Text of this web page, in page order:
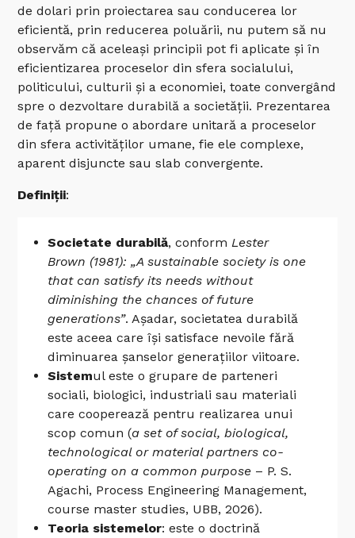
de dolari prin proiectarea sau conducerea lor
eficientă, prin reducerea poluării, nu putem să nu
observăm că aceleași principii pot fi aplicate și în
eficientizarea proceselor din sfera socialului,
politicului, culturii și a economiei, toate convergând
spre o dezvoltare durabilă a societății. Prezentarea
de față propune o abordare unitară a proceselor
din sfera activităților umane, fie ele complexe,
aparent disjuncte sau slab convergente.
Definiții:
Societate durabilă, conformLester
Brown (1981): „A sustainable society is one
that can satisfy its needs without
diminishing the chances of future
generations”. Așadar, societatea durabilă
este aceea care își satisface nevoile fără
diminuarea șanselor generațiilor viitoare.
Sistemul este o grupare de parteneri
sociali, biologici, industriali sau materiali
care cooperează pentru realizarea unui
scop comun (a set of social, biological,
technological or material partners co-
operating on a common purpose – P. S.
Agachi, Process Engineering Management,
course master studies, UBB, 2026).
Teoria sistemelor: este o doctrină